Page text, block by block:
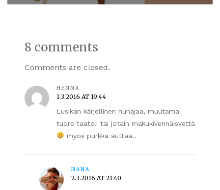
8 comments
Comments are closed.
HENNA
1.3.2016 AT 19:44
Lusikan kärjellinen hunajaa, muutama
tuore taateli tai jotain makukivennäisvettä
myös purkka auttaa..
NANA
2.3.2016 AT 21:40